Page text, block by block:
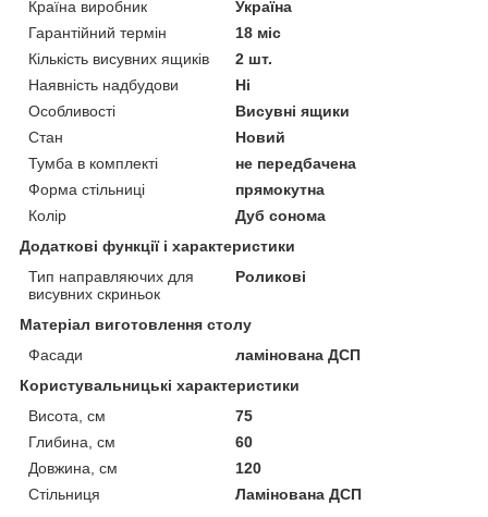
Країна виробник
Україна
Гарантійний термін
18 міс
Кількість висувних ящиків
2 шт.
Наявність надбудови
Ні
Особливості
Висувні ящики
Стан
Новий
Тумба в комплекті
не передбачена
Форма стільниці
прямокутна
Колір
Дуб сонома
Додаткові функції і характеристики
Тип направляючих для
висувних скриньок
Роликові
Матеріал виготовлення столу
Фасади
ламінована ДСП
Користувальницькі характеристики
Висота, см
75
Глибина, см
60
Довжина, см
120
Стільниця
Ламінована ДСП